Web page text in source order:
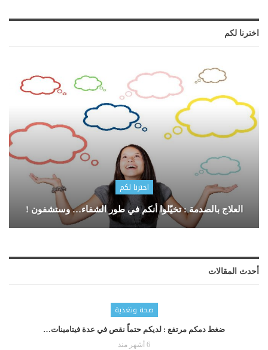
اخترنا لكم
اخترنا لكم
العلاج بالصدمة : تخيّلوا أنكم في طور الشفاء… وستشفون !
أحدث المقالات
صحة وتغذية
ضغط دمكم مرتفع : لديكم حتماّ نقص في عدة فيتامينات…
6 أشهر منذ